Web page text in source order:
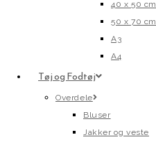
40 x 50 cm
50 x 70 cm
A3
A4
Tøj og Fodtøj
Overdele
Bluser
Jakker og veste